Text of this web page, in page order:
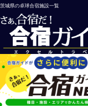
茨城県の卓球合宿施設一覧